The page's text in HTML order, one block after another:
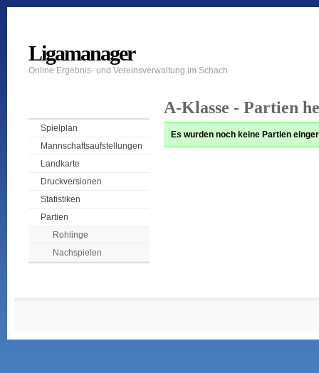
Ligamanager
Online Ergebnis- und Vereinsverwaltung im Schach
Spielplan
Mannschaftsaufstellungen
Landkarte
Druckversionen
Statistiken
Partien
Rohlinge
Nachspielen
A-Klasse - Partien
Es wurden noch keine Partien